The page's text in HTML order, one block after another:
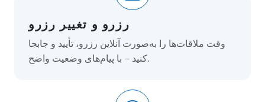
رزرو و تغییر رزرو
وقت ملاقات‌ها را به‌صورت آنلاین رزرو، تأیید و جابجا
کنید – با پیام‌های وضعیت واضح.